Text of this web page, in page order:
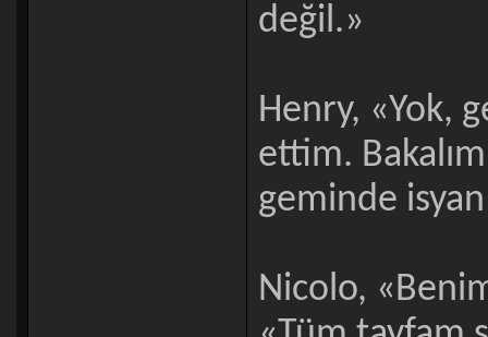
değil.»
Henry, «Yok,
ettim.
geminde
Nicolo,